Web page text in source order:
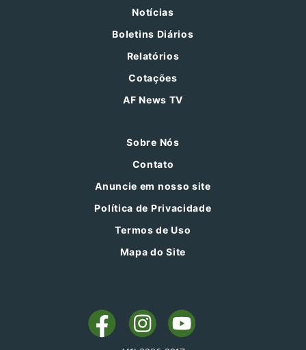
Notícias
Boletins Diários
Relatórios
Cotações
AF News TV
Sobre Nós
Contato
Anuncie em nosso site
Política de Privacidade
Termos de Uso
Mapa do Site